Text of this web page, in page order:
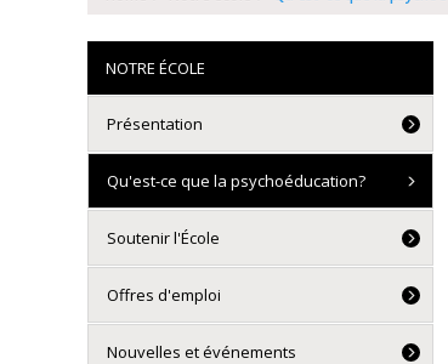
NOTRE ÉCOLE
Présentation
Qu'est-ce que la psychoéducation?
Soutenir l'École
Offres d'emploi
Nouvelles et événements